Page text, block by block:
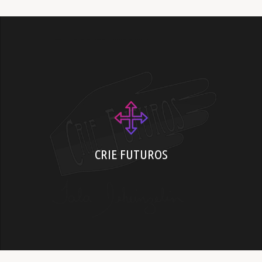
CRIE FUTUROS
Saiba mais e participe do movimento